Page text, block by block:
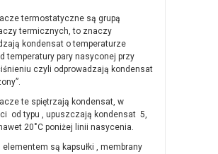
termostatyczne są grupą
termicznych, to znaczy
kondensat o temperaturze
temperatury pary nasyconej przy
czyli odprowadzają kondensat
te spiętrzają kondensat, w
od typu , upuszczają kondensat 5,
20˚C poniżej linii nasycenia.
elementem są kapsułki , membrany